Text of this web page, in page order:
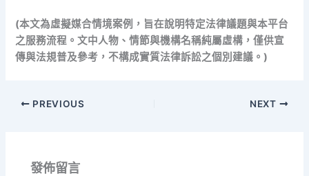
(本文為虛擬媒合情境案例，旨在說明特定法律議題與本平台
之服務流程。文中人物、情節與機構名稱純屬虛構，僅供宣
傳與法規普及參考，不構成實質法律訴訟之個別建議。)
PREVIOUS NEXT
發佈留言